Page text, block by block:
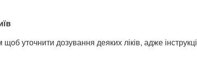
уточнити дозування деяких ліків, адже